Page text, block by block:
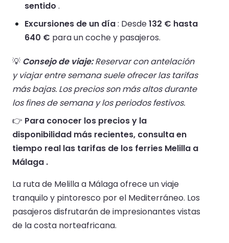
sentido .
Excursiones de un día: Desde132 € hasta
640 € para un coche y pasajeros.
💡 Consejo de viaje:Reservar con antelación
y viajar entre semana suele ofrecer las tarifas
más bajas. Los precios son más altos durante
los fines de semana y los periodos festivos.
👉 Para conocer los precios y la
disponibilidad más recientes, consulta en
tiempo real las tarifas de los ferries Melilla a
Málaga .
La ruta de Melilla a Málaga ofrece un viaje
tranquilo y pintoresco por el Mediterráneo. Los
pasajeros disfrutarán de impresionantes vistas
de la costa norteafricana.